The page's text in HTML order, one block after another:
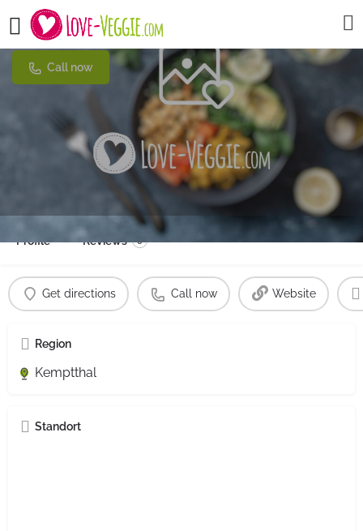
planted.bistro by Hiltl
Call now
Profile Reviews 0
Get directions Call now Website
Region
Kemptthal
Standort